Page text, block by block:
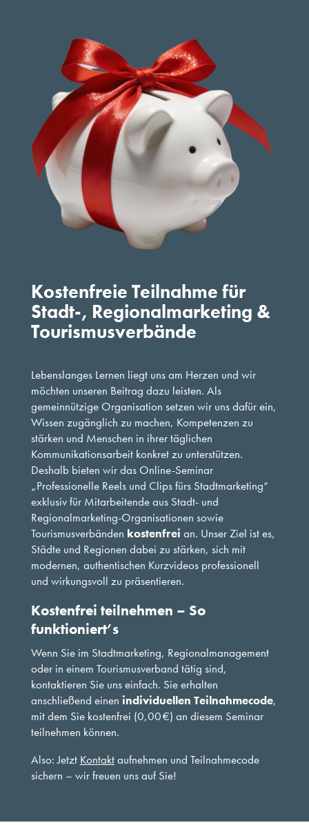
Kostenfreie Teilnahme für
Stadt-, Regionalmarketing &
Tourismusverbände
Lebenslanges Lernen liegt uns am Herzen und wir
möchten unseren Beitrag dazu leisten. Als
gemeinnützige Organisation setzen wir uns dafür ein,
Wissen zugänglich zu machen, Kompetenzen zu
stärken und Menschen in ihrer täglichen
Kommunikationsarbeit konkret zu unterstützen.
Deshalb bieten wir das Online-Seminar
„Professionelle Reels und Clips fürs Stadtmarketing“
exklusiv für Mitarbeitende aus Stadt- und
Regionalmarketing-Organisationen sowie
Tourismusverbänden kostenfrei an. Unser Ziel ist es,
Städte und Regionen dabei zu stärken, sich mit
modernen, authentischen Kurzvideos professionell
und wirkungsvoll zu präsentieren.
Kostenfrei teilnehmen – So
funktioniert’s
Wenn Sie im Stadtmarketing, Regionalmanagement
oder in einem Tourismusverband tätig sind,
kontaktieren Sie uns einfach. Sie erhalten
anschließend einen individuellen Teilnahmecode,
mit dem Sie kostenfrei (0,00 €) an diesem Seminar
teilnehmen können.
Also: Jetzt Kontaktaufnehmen und Teilnahmecode
sichern – wir freuen uns auf Sie!